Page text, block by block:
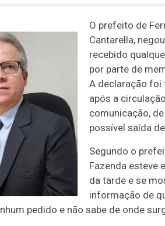
O prefeito de
Cantarella,
recebido
por parte de
A declaração foi
após a
comunicação,
possível saída
Segundo o
Fazenda esteve
da tarde e se
informação de
pedido e não sabe de onde